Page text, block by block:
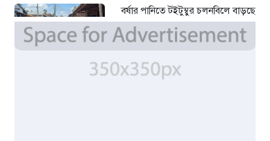
বর্ষার পানিতে টইটুম্বুর চলনবিলে বাড়ছে
ডিঙি নৌকার চাহিদা
৫ দিন আগে
সিন্ডিকেটের কবজায় পাটের বাজার,